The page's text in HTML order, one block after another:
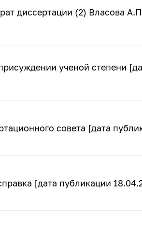
диссертации (2) Власова
ученой степени
совета [дата
[дата публикации